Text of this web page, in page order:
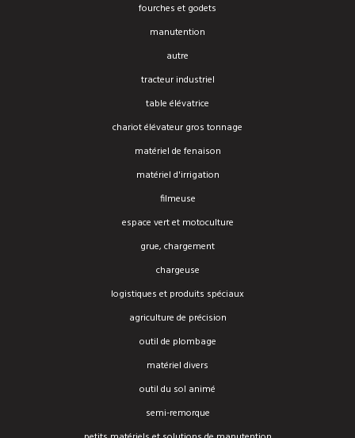
fourches et godets
manutention
autre
tracteur industriel
table élévatrice
chariot élévateur gros tonnage
matériel de fenaison
matériel d'irrigation
filmeuse
espace vert et motoculture
grue, chargement
chargeuse
logistiques et produits spéciaux
agriculture de précision
outil de plombage
matériel divers
outil du sol animé
semi-remorque